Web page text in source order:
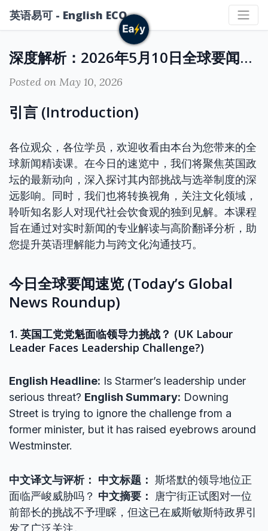
英语易可 - English ECO
深度解析：2026年5月10日全球要闻速递与高阶翻译研习
Posted on May 10, 2026
引言 (Introduction)
各位观众，各位学员，欢迎收看由本台为您带来的全
球新闻精读课。在今日的速览中，我们将聚焦英国政
坛的最新动向，深入探讨其内部挑战与选举制度的深
远影响。同时，我们也将转换视角，关注文化领域，
聆听知名影人对现代社会饮食观的独到见解。本课程
旨在通过对实时新闻的专业解读与高阶翻译分析，助
您提升英语理解能力与跨文化沟通技巧。
今日全球要闻速览 (Today’s Global
News Roundup)
1. 英国工党党魁面临领导力挑战？ (UK Labour
Leader Faces Leadership Challenge?)
English Headline: Is Starmer’s leadership under
serious threat? English Summary: Downing
Street is trying to ignore the challenge from a
former minister, but it has raised eyebrows around
Westminster.
中文译文与评析： 中文标题： 斯塔默的领导地位正
面临严峻威胁吗？ 中文摘要：
唐宁街正试图对一位
前部长的挑战不予理睬，但这已在威斯敏斯特政界引
发了广泛关注。